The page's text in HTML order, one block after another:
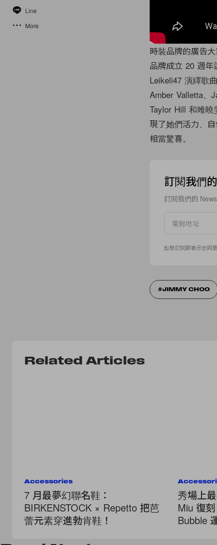
Line
More
時裝品牌的廣告
品牌成立 20 週
Leikeli47 演繹歌
Amber Valletta、
Taylor Hill 和雎
現了她們活力、
相當驚喜。
訂閱我們
訂閱我們的
點擊訂閱即表示您同
JIMMY CHOO
Related Articles
Accessories
7 月最夢幻聯名鞋：
BIRKENSTOCK × Repetto 把芭
蕾元素穿進勃肯鞋！
秀場上
Miu 復
Bubble